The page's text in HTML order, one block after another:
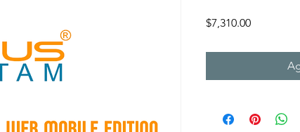
$7,310.00Precio